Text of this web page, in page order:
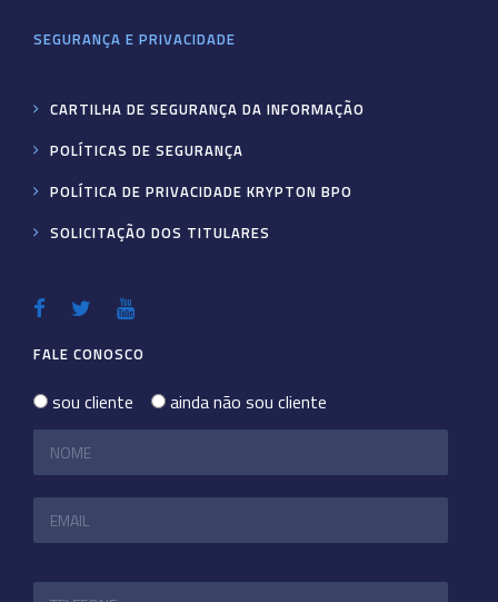
SEGURANÇA E PRIVACIDADE
CARTILHA DE SEGURANÇA DA INFORMAÇÃO
POLÍTICAS DE SEGURANÇA
POLÍTICA DE PRIVACIDADE KRYPTON BPO
SOLICITAÇÃO DOS TITULARES
FALE CONOSCO
sou cliente ainda não sou cliente